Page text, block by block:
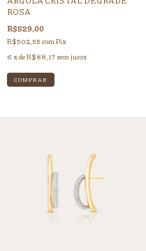
ROSA
R$529,00
R$502,55 comPix
6 x deR$88,17 sem juros